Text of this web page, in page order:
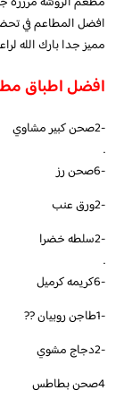
افضل المطاعم في
مميز جدا بارك الله
افضل اطباق
-2صحن كبير مشاوي
.
-6صحن رز
-2ورق عنب
-2سلطه خضرا
.
-6كريمه كرميل
-1طاجن روبيان ??
-2دجاج مشوي
4صحن بطاطس